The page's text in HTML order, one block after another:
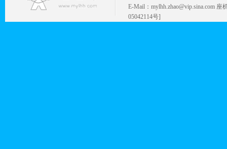
E-Mail：mylhh.zhao@vip.sina.com
05042114号]